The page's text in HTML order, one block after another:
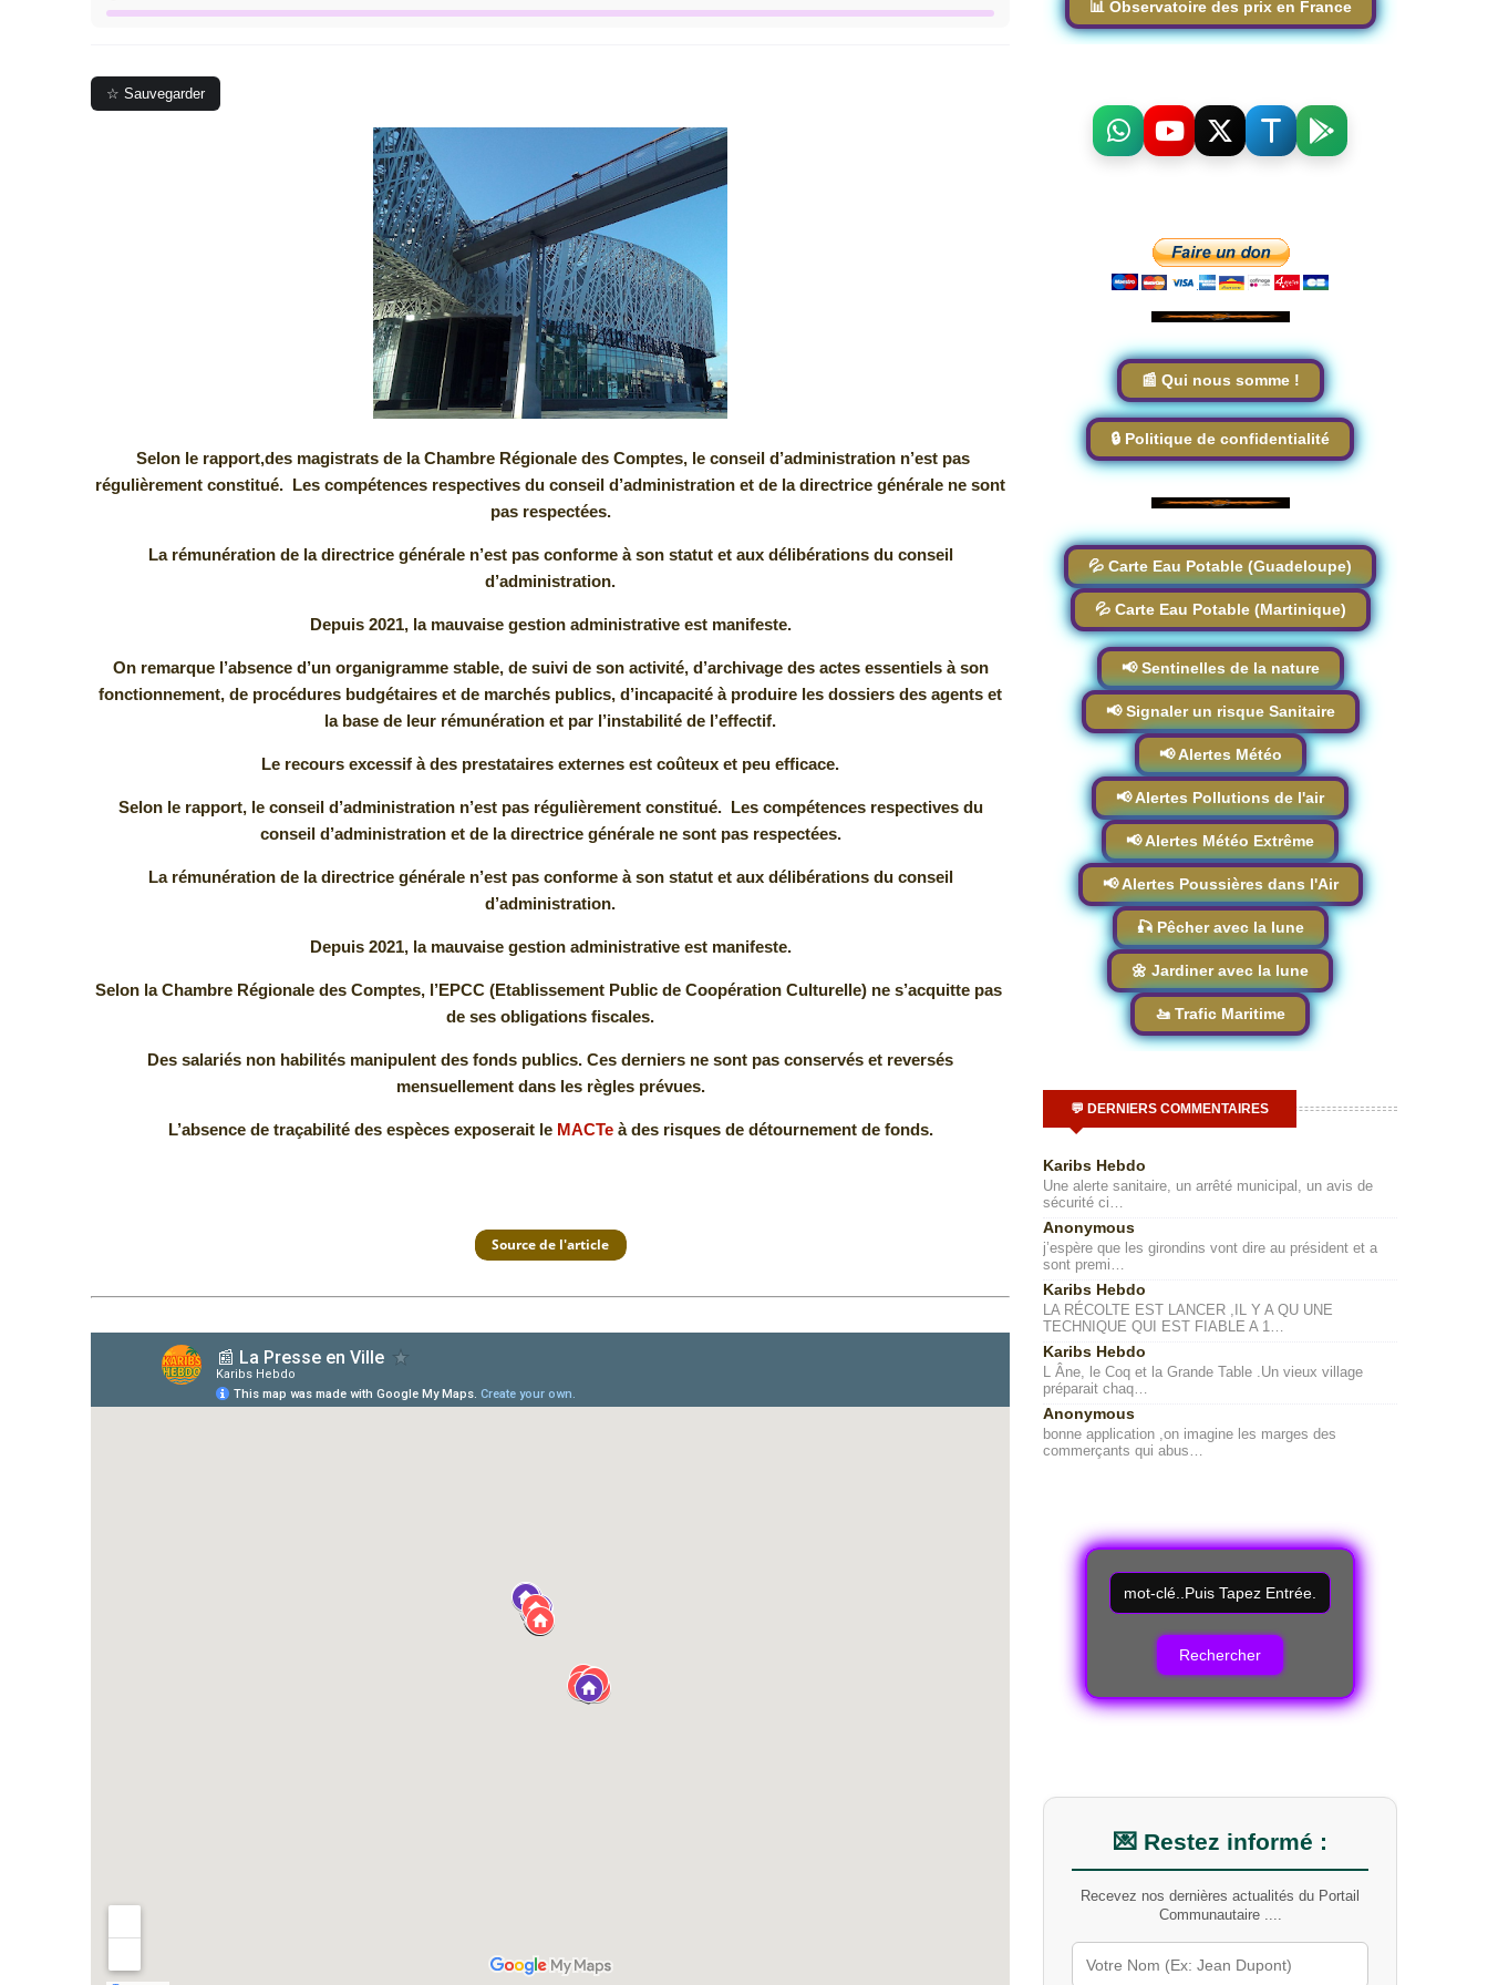
☆ Sauvegarder
Selon le rapport,des magistrats de la Chambre Régionale des Comptes, le conseil d’administration n’est pas
régulièrement constitué. Les compétences respectives du conseil d’administration et de la directrice générale ne sont
pas respectées.
La rémunération de la directrice générale n’est pas conforme à son statut et aux délibérations du conseil
d’administration.
Depuis 2021, la mauvaise gestion administrative est manifeste.
On remarque l’absence d’un organigramme stable, de suivi de son activité, d’archivage des actes essentiels à son
fonctionnement, de procédures budgétaires et de marchés publics, d’incapacité à produire les dossiers des agents et
la base de leur rémunération et par l’instabilité de l’effectif.
Le recours excessif à des prestataires externes est coûteux et peu efficace.
Selon le rapport, le conseil d’administration n’est pas régulièrement constitué. Les compétences respectives du
conseil d’administration et de la directrice générale ne sont pas respectées.
La rémunération de la directrice générale n’est pas conforme à son statut et aux délibérations du conseil
d’administration.
Depuis 2021, la mauvaise gestion administrative est manifeste.
Selon la Chambre Régionale des Comptes, l’EPCC (Etablissement Public de Coopération Culturelle) ne s’acquitte pas
de ses obligations fiscales.
Des salariés non habilités manipulent des fonds publics. Ces derniers ne sont pas conservés et reversés
mensuellement dans les règles prévues.
L’absence de traçabilité des espèces exposerait le MACTeà des risques de détournement de fonds.
📊 Observatoire des prix en France
📰 Qui nous somme !
🔒 Politique de confidentialité
💦 Carte Eau Potable (Guadeloupe)
💦 Carte Eau Potable (Martinique)
📢 Sentinelles de la nature
📢 Signaler un risque Sanitaire
📢 Alertes Météo
📢 Alertes Pollutions de l'air
📢 Alertes Météo Extrême
📢 Alertes Poussières dans l'Air
🎣 Pêcher avec la lune
🌼 Jardiner avec la lune
🚤 Trafic Maritime
💬 DERNIERS COMMENTAIRES
Karibs Hebdo
Une alerte sanitaire, un arrêté municipal, un avis de
sécurité ci…
Anonymous
j’espère que les girondins vont dire au président et a
sont premi…
Karibs Hebdo
LA RÉCOLTE EST LANCER ,IL Y A QU UNE
TECHNIQUE QUI EST FIABLE A 1…
Karibs Hebdo
L Âne, le Coq et la Grande Table .Un vieux village
préparait chaq…
Anonymous
bonne application ,on imagine les marges des
commerçants qui abus…
R
e
c
m
o
t
-
l
é
💌 Restez informé :
Recevez nos dernières actualités du Portail
Communautaire ....